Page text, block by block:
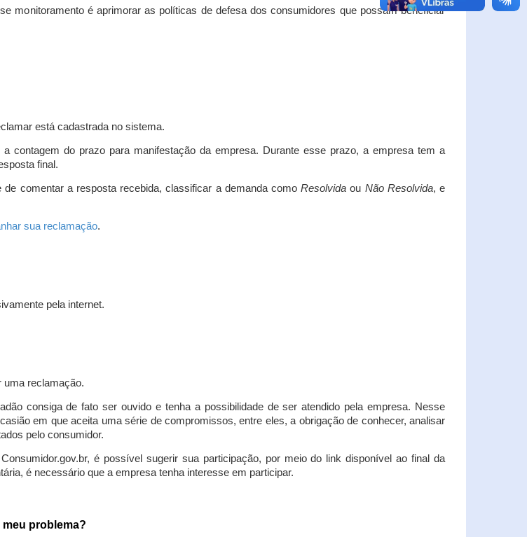
monitoramento é aprimorar as políticas de defesa dos consumidores que possam beneficiar
está cadastrada no sistema.
contagem do prazo para manifestação da empresa. Durante esse prazo, a empresa tem a
final.
comentar a resposta recebida, classificar a demanda comoResolvida ou Não Resolvida, e
sua reclamação.
pela internet.
uma reclamação.
consiga de fato ser ouvido e tenha a possibilidade de ser atendido pela empresa. Nesse
em que aceita uma série de compromissos, entre eles, a obrigação de conhecer, analisar
pelo consumidor.
é possível sugerir sua participação, por meio do link disponível ao final da
é necessário que a empresa tenha interesse em participar.
problema?